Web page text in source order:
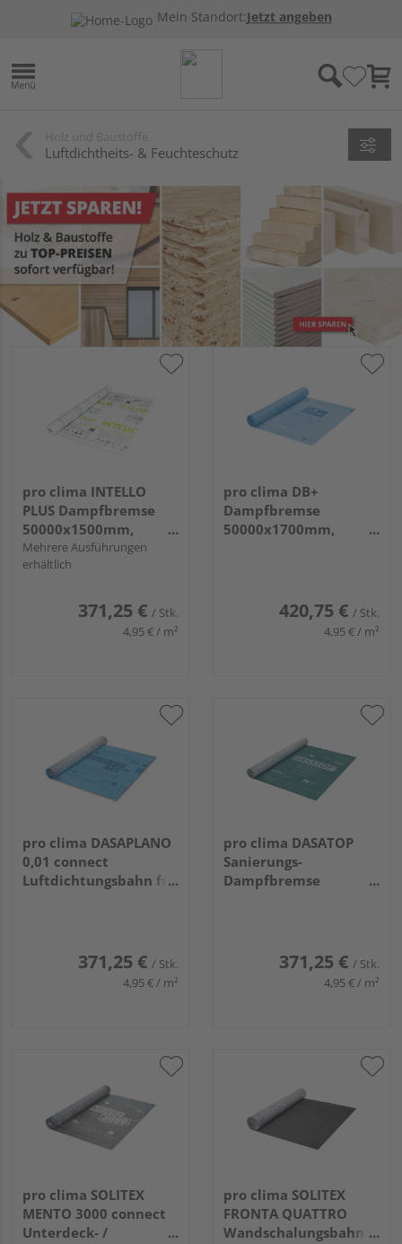
Mein Standort:Jetzt angeben
Luftdichtheits- & Feuchteschutz
pro clima INTELLO
PLUS Dampfbremse
50000x1500mm,
75m²/Rolle
Mehrere Ausführungen
erhältlich
371,25 € / Stk.
4,95 € / m²
pro clima DB+
Dampfbremse
50000x1700mm,
420,75 € / Stk.
4,95 € / m²
pro clima DASAPLANO
0,01 connect
Luftdichtungsbahn für
371,25 € / Stk.
4,95 € / m²
pro clima DASATOP
Sanierungs-
Dampfbremse
371,25 € / Stk.
4,95 € / m²
pro clima SOLITEX
MENTO 3000 connect
Unterdeck- /
pro clima SOLITEX
FRONTA QUATTRO
Wandschalungsbahn